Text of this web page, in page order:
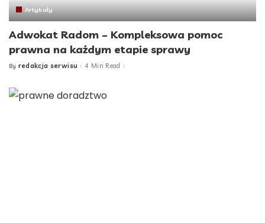
Artykuły
Adwokat Radom – Kompleksowa pomoc
prawna na każdym etapie sprawy
Posted
By redakcja serwisu 4 Min Read